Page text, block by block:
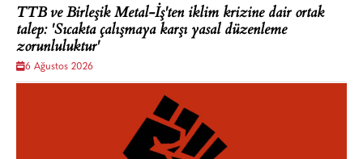
TTB ve Birleşik Metal-İş'ten iklim krizine dair ortak
talep: 'Sıcakta çalışmaya karşı yasal düzenleme
zorunluluktur'
6 Ağustos 2026